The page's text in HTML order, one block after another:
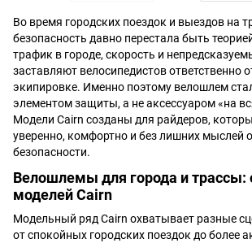
Во время городских поездок и выездов на
безопасность давно перестала быть
трафик в городе, скорость и
заставляют велосипедистов ответственно
экипировке. Именно поэтому велошлем
элементом защиты, а не аксессуаром «на
Модели Cairn созданы для райдеров,
уверенно, комфортно и без лишних мыслей
безопасности.
Велошлемы для города и трассы:
моделей Cairn
Модельный ряд Cairn охватывает разные
от спокойных городских поездок до более